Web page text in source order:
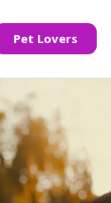
Pet Lovers